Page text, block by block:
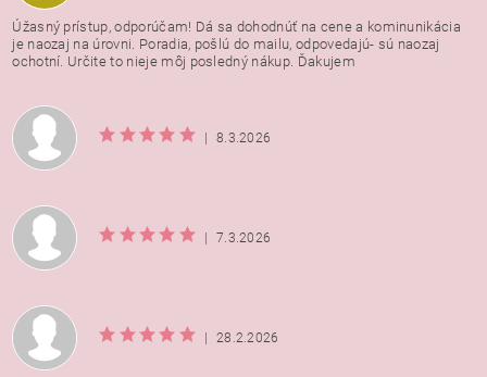
Úžasný prístup, odporúčam! Dá sa dohodnúť na cene a kominunikácia
je naozaj na úrovni. Poradia, pošlú do mailu, odpovedajú- sú naozaj
ochotní. Určite to nieje môj posledný nákup. Ďakujem
| 8.3.2026
| 7.3.2026
| 28.2.2026